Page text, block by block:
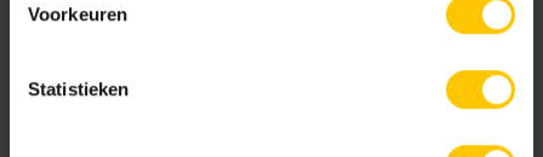
Voorkeuren
Statistieken
Bij een tegel van 60×60 cm is ondersteuning op de vier
ondersteuning onder de langste zijden een must. Indien er
grotere tegels (80×80 en 100×100 cm) dienen zowel de